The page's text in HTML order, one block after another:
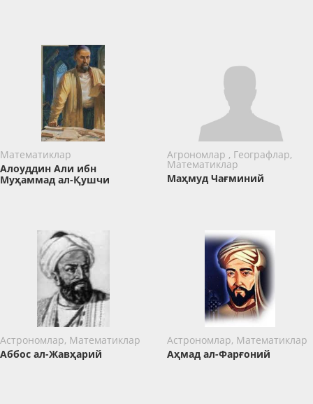
Математиклар
Алоуддин Али ибн
Муҳаммад ал-Қушчи
Агрономлар , Географлар,
Математиклар
Маҳмуд Чағминий
Астрономлар, Математиклар
Аббос ал-Жавҳарий
Астрономлар, Математиклар
Аҳмад ал-Фарғоний